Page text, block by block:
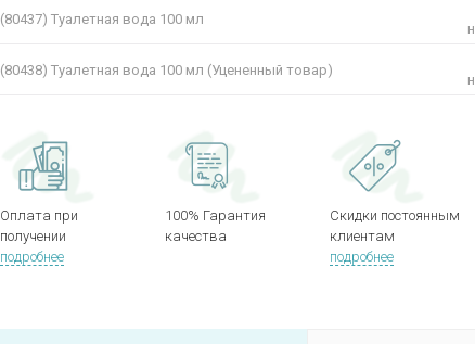
(80437) Туалетная вода 100 мл
(80438) Туалетная вода 100 мл (Уцененный товар)
Оплата при
получении
подробнее
100% Гарантия
качества
Скидки постоянным
клиентам
подробнее